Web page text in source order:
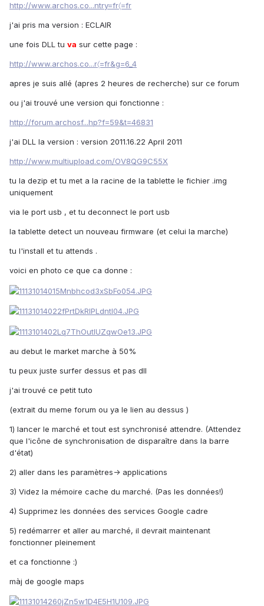
http://www.archos.co...ntry=fr〈=fr
j'ai pris ma version : ECLAIR
une fois DLL tu va sur cette page :
http://www.archos.co...r〈=fr&g=6_4
apres je suis allé (apres 2 heures de recherche) sur ce forum
ou j'ai trouvé une version qui fonctionne :
http://forum.archosf...hp?f=59&t=46831
j'ai DLL la version : version 2011.16.22 April 2011
http://www.multiupload.com/OV8QG9C55X
tu la dezip et tu met a la racine de la tablette le fichier .img
uniquement
via le port usb , et tu deconnect le port usb
la tablette detect un nouveau firmware (et celui la marche)
tu l'install et tu attends .
voici en photo ce que ca donne :
au debut le market marche à 50%
tu peux juste surfer dessus et pas dll
j'ai trouvé ce petit tuto
(extrait du meme forum ou ya le lien au dessus )
1) lancer le marché et tout est synchronisé attendre. (Attendez
que l'icône de synchronisation de disparaître dans la barre
d'état)
2) aller dans les paramètres-> applications
3) Videz la mémoire cache du marché. (Pas les données!)
4) Supprimez les données des services Google cadre
5) redémarrer et aller au marché, il devrait maintenant
fonctionner pleinement
et ca fonctionne :)
màj de google maps